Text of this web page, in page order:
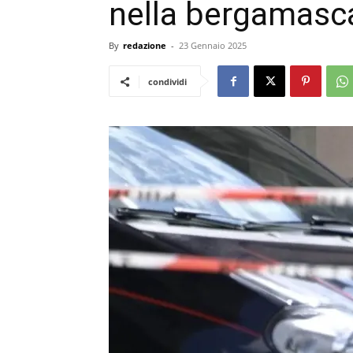
nella
By redazione - 23 Gennaio 2025
condividi